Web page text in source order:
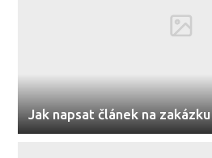
Jak napsat článek na zakázku